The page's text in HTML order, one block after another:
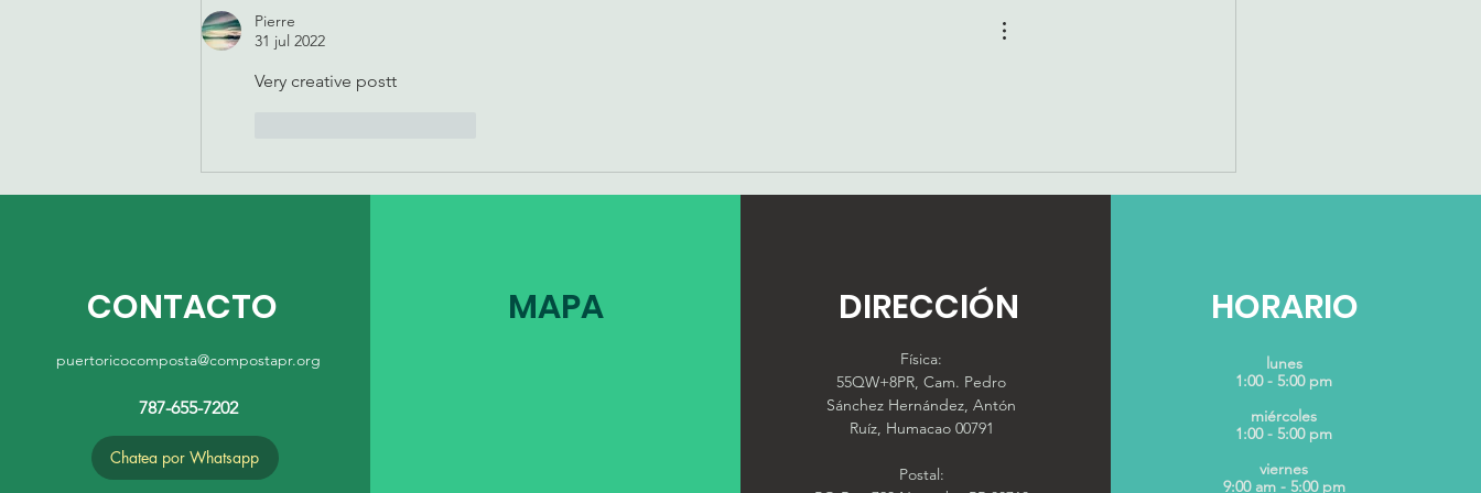
Pierre
31 jul 2022
Very creative postt
CONTACTO
puertoricocomposta@compostapr.org
787-655-7202
Chatea por Whatsapp
MAPA DIRECCIÓN
Física:
55QW+8PR, Cam. Pedro
Sánchez Hernández, Antón
Ruíz, Humacao 00791
Postal:
HORARIO
lunes
1:00 - 5:00 pm
miércoles
1:00 - 5:00 pm
viernes
9:00 am - 5:00 pm